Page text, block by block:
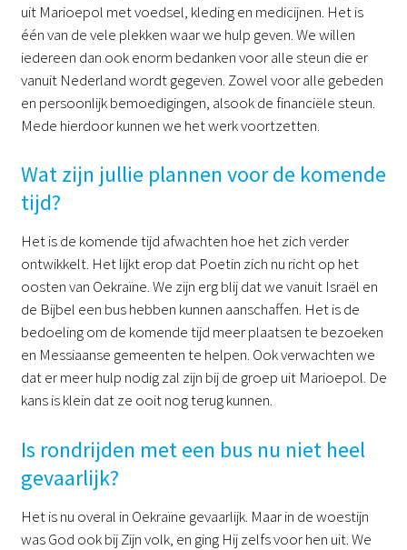
uit Marioepol met voedsel, kleding en medicijnen. Het is
één van de vele plekken waar we hulp geven. We willen
iedereen dan ook enorm bedanken voor alle steun die er
vanuit Nederland wordt gegeven. Zowel voor alle gebeden
en persoonlijk bemoedigingen, alsook de financiële steun.
Mede hierdoor kunnen we het werk voortzetten.
Wat zijn jullie plannen voor de komende
tijd?
Het is de komende tijd afwachten hoe het zich verder
ontwikkelt. Het lijkt erop dat Poetin zich nu richt op het
oosten van Oekraïne. We zijn erg blij dat we vanuit Israël en
de Bijbel een bus hebben kunnen aanschaffen. Het is de
bedoeling om de komende tijd meer plaatsen te bezoeken
en Messiaanse gemeenten te helpen. Ook verwachten we
dat er meer hulp nodig zal zijn bij de groep uit Marioepol. De
kans is klein dat ze ooit nog terug kunnen.
Is rondrijden met een bus nu niet heel
gevaarlijk?
Het is nu overal in Oekraïne gevaarlijk. Maar in de woestijn
was God ook bij Zijn volk, en ging Hij zelfs voor hen uit. We